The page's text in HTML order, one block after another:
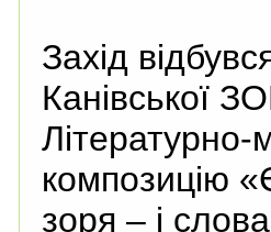
Захід
Канівської
Літературно-
композицію
зоря – і